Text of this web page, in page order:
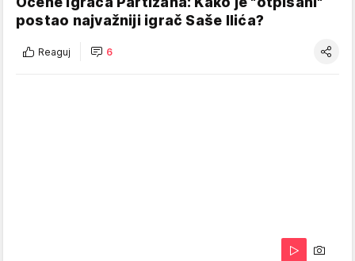
postao najvažniji igrač Saše Ilića?
Reaguj 6